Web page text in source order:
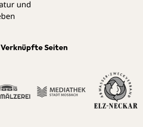
Verknüpfte Seiten